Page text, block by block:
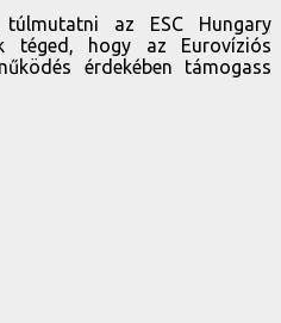
az ESC Hungary
téged, hogy az Eurovíziós
érdekében támogass